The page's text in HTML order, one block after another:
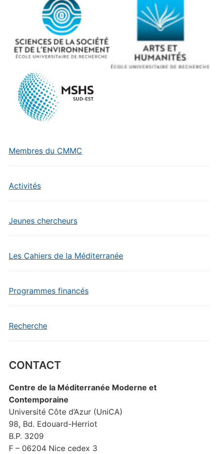
Membres du CMMC
Activités
Jeunes chercheurs
Les Cahiers de la Méditerranée
Programmes financés
Recherche
CONTACT
Centre de la Méditerranée Moderne et
Contemporaine
Université Côte d’Azur (UniCA)
98, Bd. Edouard-Herriot
B.P. 3209
F – 06204 Nice cedex 3